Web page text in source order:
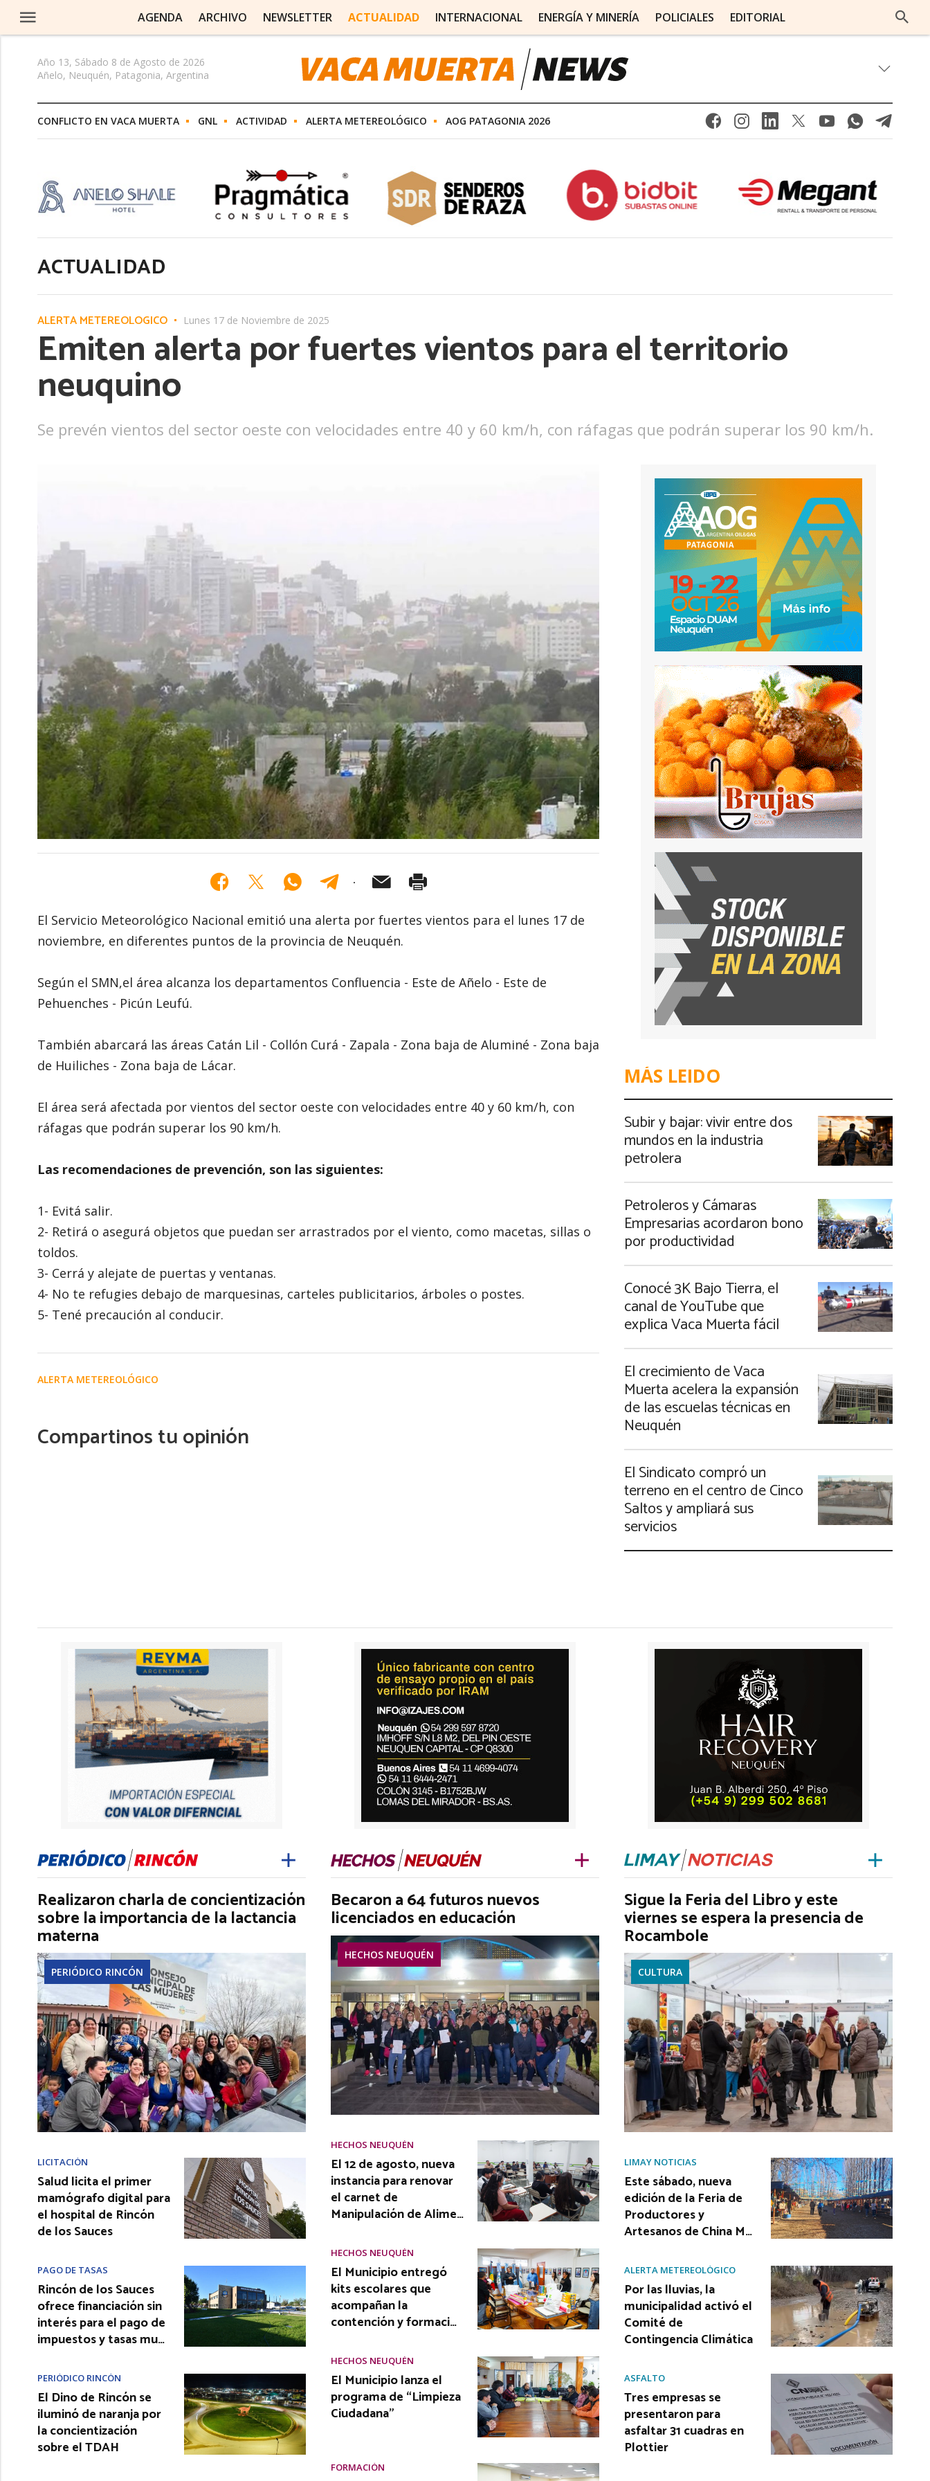
AGENDA ARCHIVO NEWSLETTER ACTUALIDAD INTERNACIONAL ENERGÍA Y MINERÍA POLICIALES EDITORIAL
Año 13, Sábado 8 de Agosto de 2026
Añelo, Neuquén, Patagonia, Argentina
CONFLICTO EN VACA MUERTA GNL ACTIVIDAD ALERTA METEREOLÓGICO AOG PATAGONIA 2026
ACTUALIDAD
ALERTA METEREOLÓGICO Lunes 17 de Noviembre de 2025
Emiten alerta por fuertes vientos para el territorio
neuquino
Se prevén vientos del sector oeste con velocidades entre 40 y 60 km/h, con ráfagas que podrán superar los 90 km/h.
El Servicio Meteorológico Nacional emitió una alerta por fuertes vientos para el lunes 17 de
noviembre, en diferentes puntos de la provincia de Neuquén.
Según el SMN,el área alcanza los departamentos Confluencia - Este de Añelo - Este de
Pehuenches - Picún Leufú.
También abarcará las áreas Catán Lil - Collón Curá - Zapala - Zona baja de Aluminé - Zona baja
de Huiliches - Zona baja de Lácar.
El área será afectada por vientos del sector oeste con velocidades entre 40 y 60 km/h, con
ráfagas que podrán superar los 90 km/h.
Las recomendaciones de prevención, son las siguientes:
1- Evitá salir.
2- Retirá o asegurá objetos que puedan ser arrastrados por el viento, como macetas, sillas o
toldos.
3- Cerrá y alejate de puertas y ventanas.
4- No te refugies debajo de marquesinas, carteles publicitarios, árboles o postes.
5- Tené precaución al conducir.
ALERTA METEREOLÓGICO
Compartinos tu opinión
MÁS LEIDO
Subir y bajar: vivir entre dos
mundos en la industria
petrolera
Petroleros y Cámaras
Empresarias acordaron bono
por productividad
Conocé 3K Bajo Tierra, el
canal de YouTube que
explica Vaca Muerta fácil
El crecimiento de Vaca
Muerta acelera la expansión
de las escuelas técnicas en
Neuquén
El Sindicato compró un
terreno en el centro de Cinco
Saltos y ampliará sus
servicios
Realizaron charla de concientización
sobre la importancia de la lactancia
materna
PERIÓDICO RINCÓN
LICITACIÓN
Salud licita el primer
mamógrafo digital para
el hospital de Rincón
de los Sauces
PAGO DE TASAS
Rincón de los Sauces
ofrece financiación sin
interés para el pago de
impuestos y tasas mu…
PERIÓDICO RINCÓN
El Dino de Rincón se
iluminó de naranja por
la concientización
sobre el TDAH
Becaron a 64 futuros nuevos
licenciados en educación
HECHOS NEUQUÉN
HECHOS NEUQUÉN
El 12 de agosto, nueva
instancia para renovar
el carnet de
Manipulación de Alime…
HECHOS NEUQUÉN
El Municipio entregó
kits escolares que
acompañan la
contención y formaci…
HECHOS NEUQUÉN
El Municipio lanza el
programa de “Limpieza
Ciudadana”
FORMACIÓN
Sigue la Feria del Libro y este
viernes se espera la presencia de
Rocambole
CULTURA
LIMAY NOTICIAS
Este sábado, nueva
edición de la Feria de
Productores y
Artesanos de China M…
ALERTA METEREOLÓGICO
Por las lluvias, la
municipalidad activó el
Comité de
Contingencia Climática
ASFALTO
Tres empresas se
presentaron para
asfaltar 31 cuadras en
Plottier